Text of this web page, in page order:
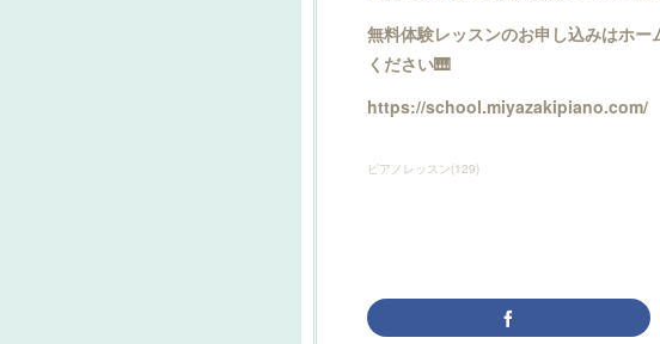
無料体験レッスンのお申し込みはホ
ください🎹
https://school.miyazakipiano.com/
ピアノレッスン(129)